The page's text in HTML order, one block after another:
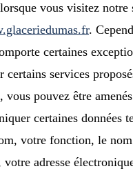
vous visitez notre
.
certaines
certains services
vous pouvez être
certaines données
votre fonction, le
votre adresse